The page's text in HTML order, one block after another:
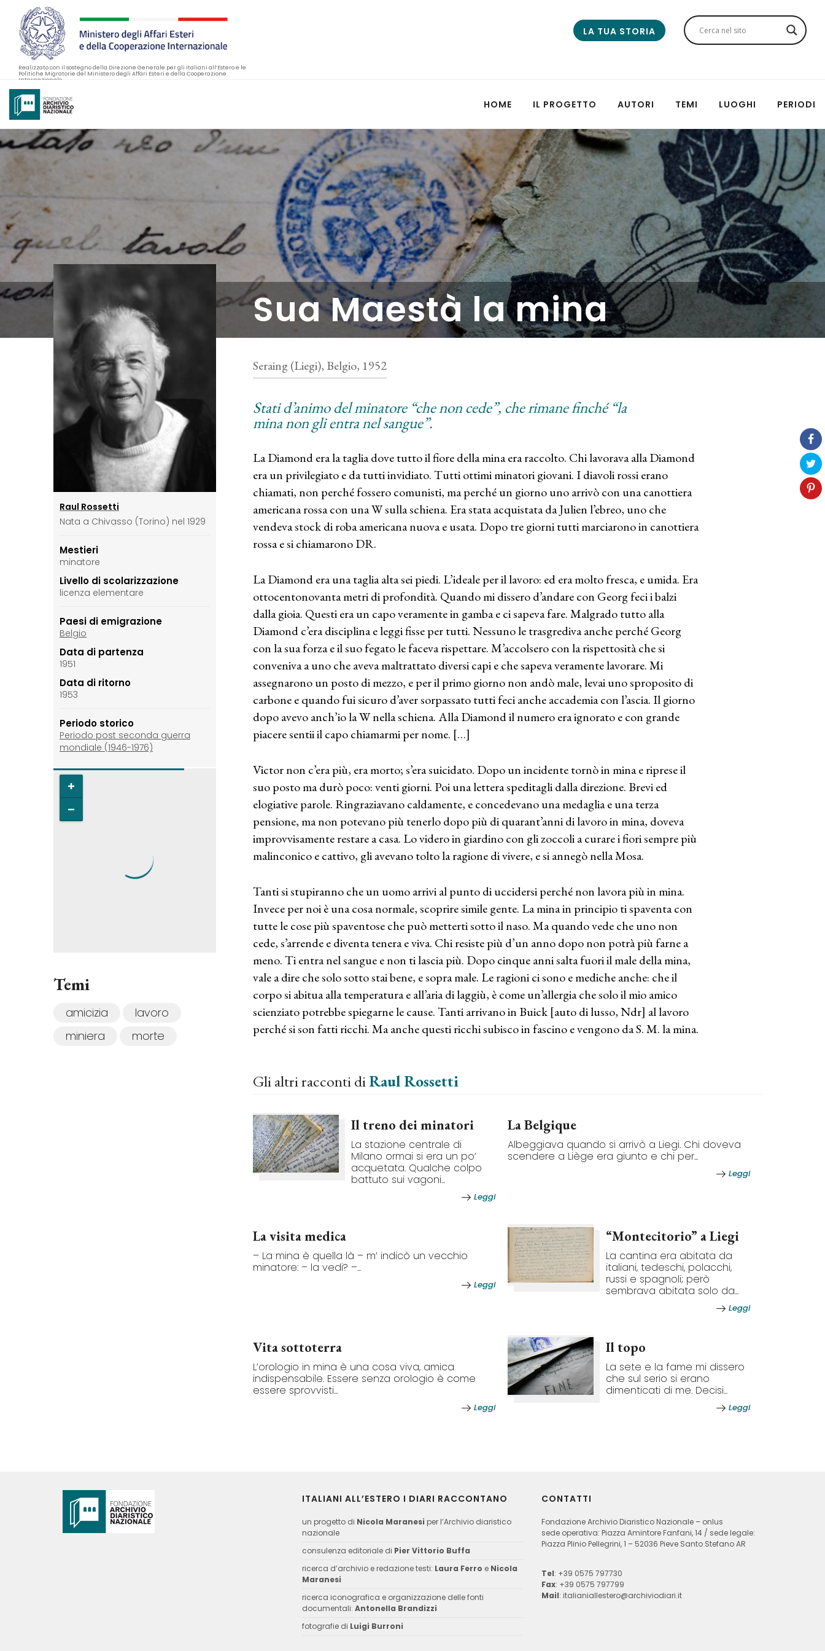
Realizzato con il sostegno della Direzione Generale per gli Italiani all’Estero e le
Politiche Migratorie del Ministero degli Affari Esteri e della Cooperazione
Internazionale
LA TUA STORIA
HOME IL PROGETTO AUTORI TEMI LUOGHI PERIODI
Sua Maestà la mina
Raul Rossetti
Nata a Chivasso (Torino) nel 1929
Mestieri
minatore
Livello di scolarizzazione
licenza elementare
Paesi di emigrazione
Belgio
Data di partenza
1951
Data di ritorno
1953
Periodo storico
Periodo post seconda guerra
mondiale (1946-1976)
Temi
amicizia
lavoro
miniera
morte
Seraing (Liegi), Belgio, 1952
Stati d’animo del minatore “che non cede”, che rimane finché “la
mina non gli entra nel sangue”.
La Diamond era la taglia dove tutto il fiore della mina era raccolto. Chi lavorava alla Diamond
era un privilegiato e da tutti invidiato. Tutti ottimi minatori giovani. I diavoli rossi erano
chiamati, non perché fossero comunisti, ma perché un giorno uno arrivò con una canottiera
americana rossa con una W sulla schiena. Era stata acquistata da Julien l’ebreo, uno che
vendeva stock di roba americana nuova e usata. Dopo tre giorni tutti marciarono in canottiera
rossa e si chiamarono DR.
La Diamond era una taglia alta sei piedi. L’ideale per il lavoro: ed era molto fresca, e umida. Era
ottocentonovanta metri di profondità. Quando mi dissero d’andare con Georg feci i balzi
dalla gioia. Questi era un capo veramente in gamba e ci sapeva fare. Malgrado tutto alla
Diamond c’era disciplina e leggi fisse per tutti. Nessuno le trasgrediva anche perché Georg
con la sua forza e il suo fegato le faceva rispettare. M’accolsero con la rispettosità che si
conveniva a uno che aveva maltrattato diversi capi e che sapeva veramente lavorare. Mi
assegnarono un posto di mezzo, e per il primo giorno non andò male, levai uno sproposito di
carbone e quando fui sicuro d’aver sorpassato tutti feci anche accademia con l’ascia. Il giorno
dopo avevo anch’io la W nella schiena. Alla Diamond il numero era ignorato e con grande
piacere sentii il capo chiamarmi per nome. […]
Victor non c’era più, era morto; s’era suicidato. Dopo un incidente tornò in mina e riprese il
suo posto ma durò poco: venti giorni. Poi una lettera speditagli dalla direzione. Brevi ed
elogiative parole. Ringraziavano caldamente, e concedevano una medaglia e una terza
pensione, ma non potevano più tenerlo dopo più di quarant’anni di lavoro in mina, doveva
improvvisamente restare a casa. Lo videro in giardino con gli zoccoli a curare i fiori sempre più
malinconico e cattivo, gli avevano tolto la ragione di vivere, e si annegò nella Mosa.
Tanti si stupiranno che un uomo arrivi al punto di uccidersi perché non lavora più in mina.
Invece per noi è una cosa normale, scoprire simile gente. La mina in principio ti spaventa con
tutte le cose più spaventose che può metterti sotto il naso. Ma quando vede che uno non
cede, s’arrende e diventa tenera e viva. Chi resiste più d’un anno dopo non potrà più farne a
meno. Ti entra nel sangue e non ti lascia più. Dopo cinque anni salta fuori il male della mina,
vale a dire che solo sotto stai bene, e sopra male. Le ragioni ci sono e mediche anche: che il
corpo si abitua alla temperatura e all’aria di laggiù, è come un’allergia che solo il mio amico
scienziato potrebbe spiegarne le cause. Tanti arrivano in Buick [auto di lusso, Ndr] al lavoro
perché si son fatti ricchi. Ma anche questi ricchi subisco in fascino e vengono da S. M. la mina.
Gli altri racconti diRaul Rossetti
Il treno dei minatori
La stazione centrale di
Milano ormai si era un po’
acquetata. Qualche colpo
battuto sui vagoni...
Leggi
La Belgique
Albeggiava quando si arrivò a Liegi. Chi doveva
scendere a Liège era giunto e chi per...
Leggi
La visita medica
– La mina è quella là – m’ indicò un vecchio
minatore: – la vedi? –...
Leggi
“Montecitorio” a Liegi
La cantina era abitata da
italiani, tedeschi, polacchi,
russi e spagnoli; però
sembrava abitata solo da...
Leggi
Vita sottoterra
L’orologio in mina è una cosa viva, amica
indispensabile. Essere senza orologio è come
essere sprovvisti...
Leggi
Il topo
La sete e la fame mi dissero
che sul serio si erano
dimenticati di me. Decisi...
Leggi
ITALIANI ALL’ESTERO I DIARI RACCONTANO
un progetto di Nicola Maranesi per l’Archivio diaristico
nazionale
consulenza editoriale di Pier Vittorio Buffa
ricerca d’archivio e redazione testi: Laura Ferro e Nicola
Maranesi
ricerca iconografica e organizzazione delle fonti
documentali: Antonella Brandizzi
fotografie di Luigi Burroni
CONTATTI
Fondazione Archivio Diaristico Nazionale – onlus
sede operativa: Piazza Amintore Fanfani, 14 / sede legale:
Piazza Plinio Pellegrini, 1 – 52036 Pieve Santo Stefano AR
Tel: +39 0575 797730
Fax: +39 0575 797799
Mail: italianiallestero@archiviodiari.it